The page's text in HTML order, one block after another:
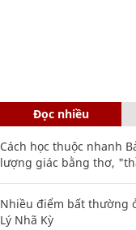
Đọc nhiều
Cách học thuộc nhanh
lượng giác bằng thơ,
Nhiều điểm bất thường
Lý Nhã Kỳ